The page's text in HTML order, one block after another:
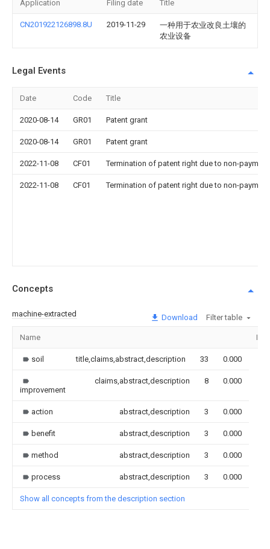
Application Filing date Title
CN201922126898.8U 2019-11-29
一种用于农业改良土壤的
农业设备
Legal Events
Date Code Title
2020-08-14 GR01 Patent grant
2020-08-14 GR01 Patent grant
2022-11-08 CF01 Termination of patent right due to non-
2022-11-08 CF01 Termination of patent right due to non-
Concepts
machine-extracted Download Filter table
Name
soil title,claims,abstract,description 33 0.000
improvement
claims,abstract,description 8 0.000
action abstract,description 3 0.000
benefit abstract,description 3 0.000
method abstract,description 3 0.000
process abstract,description 3 0.000
Show all concepts from the description section